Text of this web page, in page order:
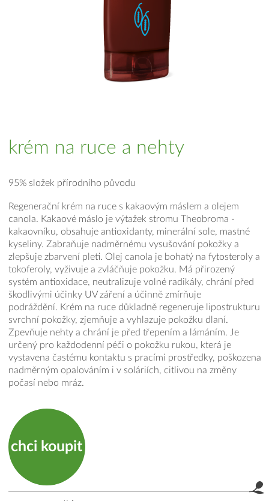
krém na ruce a nehty
95% složek přírodního původu
Regenerační krém na ruce s kakaovým máslem a olejem
canola. Kakaové máslo je výtažek stromu Theobroma -
kakaovníku, obsahuje antioxidanty, minerální sole, mastné
kyseliny. Zabraňuje nadměrnému vysušování pokožky a
zlepšuje zbarvení pleti. Olej canola je bohatý na fytosteroly a
tokoferoly, vyživuje a zvláčňuje pokožku. Má přirozený
systém antioxidace, neutralizuje volné radikály, chrání před
škodlivými účinky UV záření a účinně zmírňuje
podráždění. Krém na ruce důkladně regeneruje lipostrukturu
svrchní pokožky, zjemňuje a vyhlazuje pokožku dlaní.
Zpevňuje nehty a chrání je před třepením a lámáním. Je
určený pro každodenní péči o pokožku rukou, která je
vystavena častému kontaktu s pracími prostředky, poškozena
nadměrným opalováním i v soláriích, citlivou na změny
počasí nebo mráz.
chci koupit